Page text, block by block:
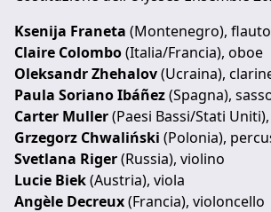
Ksenija Franeta (Montenegro), flauto
Claire Colombo(Italia/Francia), oboe
Oleksandr Zhehalov(Ucraina),
Paula Soriano Ibáñez(Spagna),
Carter Muller(Paesi Bassi/Stati
Grzegorz Chwaliński (Polonia),
Svetlana Riger(Russia), violino
Lucie Biek(Austria), viola
Angèle Decreux(Francia), violoncello